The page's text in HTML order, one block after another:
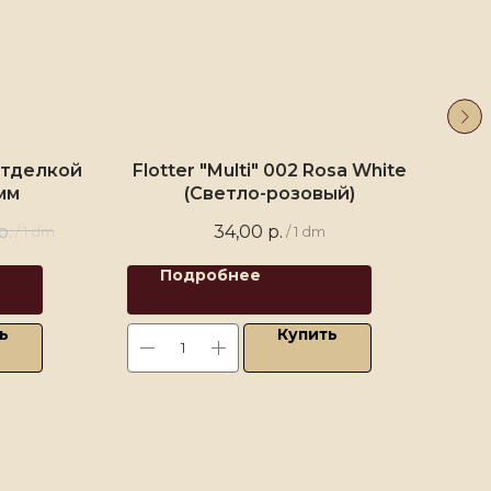
/ 1 dm
Flotter "Multi" 002 Rosa White
(Светло-розовый)
34,00 р. / 1 dm
Подробнее
Купить